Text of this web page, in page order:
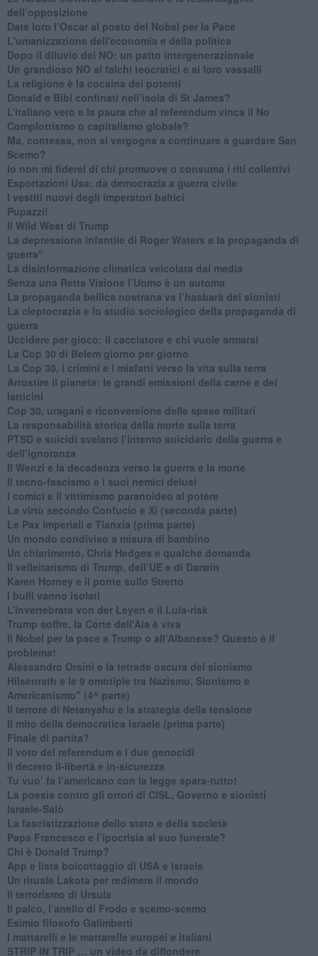
dell’opposizione
​Date loro l’Oscar al posto del Nobel per la Pace
L'umanizzazione dell'economia e della politica
​Dopo il diluvio dei NO: un patto intergenerazionale
​Un grandioso NO ai falchi teocratici e ai loro vassalli
La religione è la cocaina dei potenti
Donald e Bibi confinati nell’isola di St James?
L’italiano vero e la paura che al referendum vinca il No
​Complottismo o capitalismo globale?
​Ma, contessa, non si vergogna a continuare a guardare San
Scemo?
​Io non mi fiderei di chi promuove o consuma i riti collettivi
Esportazioni Usa: da democrazia a guerra civile
​I vestiti nuovi degli imperatori baltici
​Pupazzi!
​Il Wild West di Trump
​La depressione infantile di Roger Waters e la propaganda di
guerra"
​La disinformazione climatica veicolata dai media
Senza una Retta Visione l’Uomo è un automa
​La propaganda bellica nostrana vs l’hasbarà dei sionisti
​La cleptocrazia e lo studio sociologico della propaganda di
guerra
​Uccidere per gioco: il cacciatore e chi vuole armarsi
​La Cop 30 di Belem giorno per giorno
La Cop 30, i crimini e i misfatti verso la vita sulla terra
Arrostire il pianeta: le grandi emissioni della carne e dei
latticini
​Cop 30, uragani e riconversione delle spese militari
La responsabilità storica della morte sulla terra
PTSD e suicidi svelano l’intento suicidario della guerra e
dell’ignoranza
Il Wenzi e la decadenza verso la guerra e la morte
​Il tecno-fascismo e i suoi nemici delusi
​I comici e il vittimismo paranoideo al potere
​La virtù secondo Confucio e Xi (seconda parte)
Le Pax imperiali e Tianxia (prima parte)
Un mondo condiviso a misura di bambino
​Un chiarimento, Chris Hedges e qualche domanda
Il velleitarismo di Trump, dell’UE e di Darwin
​Karen Horney e il ponte sullo Stretto
​I bulli vanno isolati
L’invertebrata von der Leyen e il Lula-risk
Trump soffre, la Corte dell'Aia è viva
​Il Nobel per la pace a Trump o all’Albanese? Questo è il
problema!
​Alessandro Orsini e la tetrade oscura del sionismo
​Hilsenrath e le 9 omotipie tra Nazismo, Sionismo e
Americanismo" (4^ parte)
​Il terrore di Netanyahu e la strategia della tensione
Il mito della democratica Israele (prima parte)
​Finale di partita?
​Il voto del referendum e i due genocidi
Il decreto il-libertà e in-sicurezza
Tu vuo’ fa l’americano con la legge spara-tutto!
La poesia contro gli orrori di CISL, Governo e sionisti
Israele-Salò
​La fascistizzazione dello stato e della società
Papa Francesco e l’ipocrisia al suo funerale?
​Chi è Donald Trump?
App e lista boicottaggio di USA e Israele
​Un rituale Lakota per redimere il mondo
Il terrorismo di Ursula
​Il palco, l’anello di Frodo e scemo-scemo
Esimio filosofo Galimberti
​I mattarelli e le mattarelle europei e italiani
​STRIP IN TRIP … un video da diffondere